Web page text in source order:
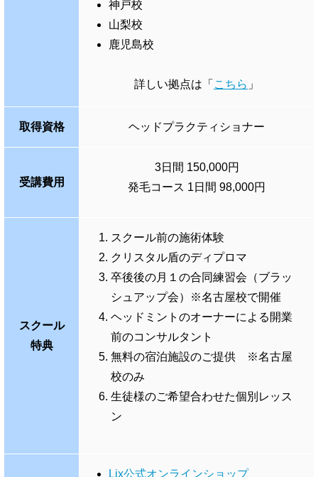
神戸校
山梨校
鹿児島校
詳しい拠点は「 こちら 」
取得資格 ヘッドプラクティショナー
受講費用
3日間 150,000円
発毛コース 1日間 98,000円
スクール
特典
スクール前の施術体験
クリスタル盾のディプロマ
卒後後の月１の合同練習会（ブラッ
シュアップ会）※名古屋校で開催
ヘッドミントのオーナーによる開業
前のコンサルタント
無料の宿泊施設のご提供 ※名古屋
校のみ
生徒様のご希望合わせた個別レッス
ン
Lix公式オンラインショップ